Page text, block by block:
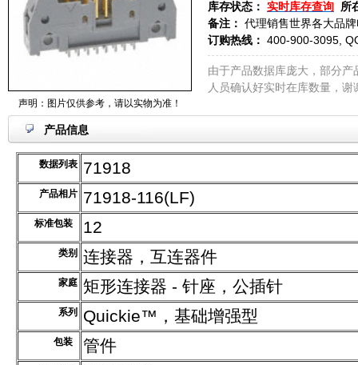
声明：图片仅供参考，请以实物为准！
库存状态： 实时库存查询
所
备注： 代理销售世界各大品
订购热线： 400-900-3095,
由于产品数据库庞大，部分
人员确认好实时在库数量，谢
产品信息
数据列表 71918
产品相片 71918-116(LF)
标准包装 12
类别 连接器，互连器件
家庭 矩形连接器 - 针座，公插针
系列 Quickie™，基础增强型
包装 管件